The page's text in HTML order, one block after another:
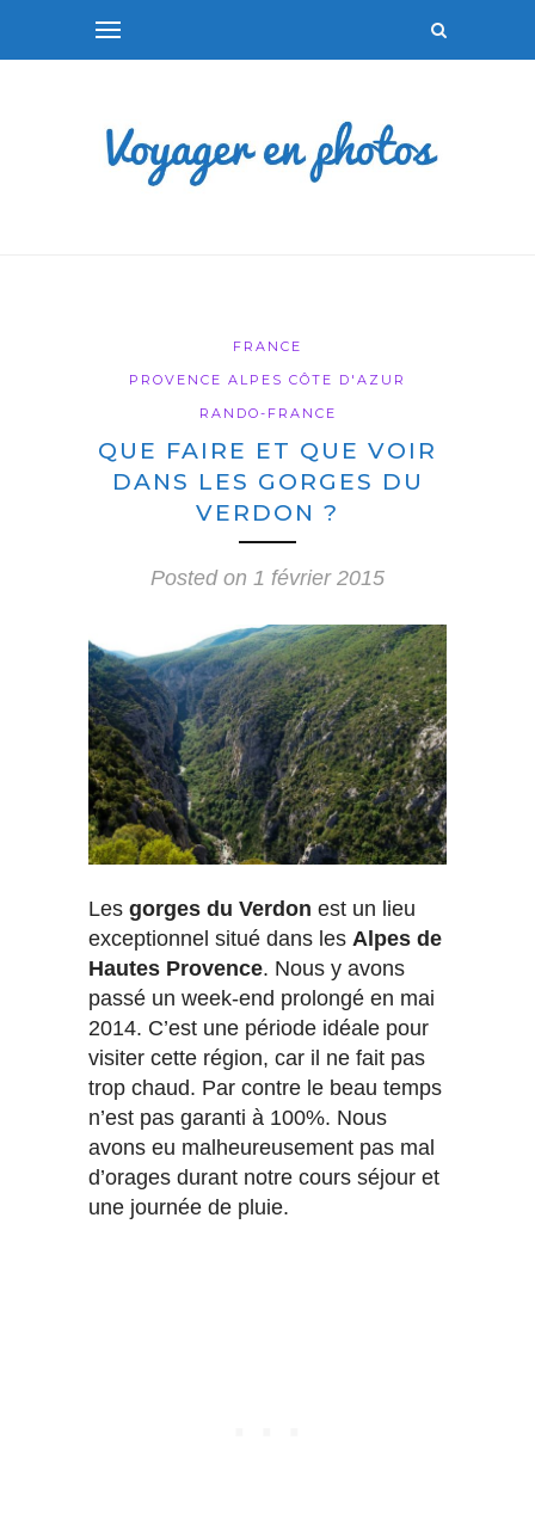
FRANCE
PROVENCE ALPES CÔTE D'AZUR
RANDO-FRANCE
QUE FAIRE ET QUE VOIR
DANS LES GORGES DU
VERDON ?
Posted on 1 février 2015
Les gorges du Verdon est un lieu
exceptionnel situé dans les Alpes de
Hautes Provence. Nous y avons
passé un week-end prolongé en mai
2014. C’est une période idéale pour
visiter cette région, car il ne fait pas
trop chaud. Par contre le beau temps
n’est pas garanti à 100%. Nous
avons eu malheureusement pas mal
d’orages durant notre cours séjour et
une journée de pluie.